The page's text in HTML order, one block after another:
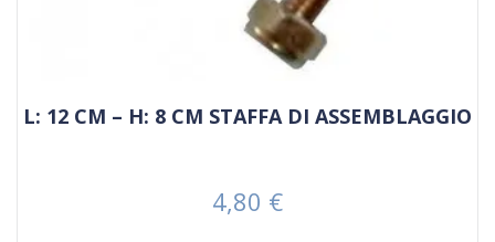
L: 12 CM – H: 8 CM STAFFA DI ASSEMBLAGGIO
Prezzo
4,80 €